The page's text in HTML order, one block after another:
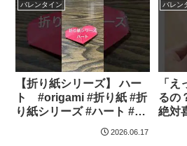
バレンタイン
【折り紙シリーズ】 ハー
ト #origami #折り紙 #折
り紙シリーズ #ハート #バ
レンタイン – 桜餅
2026.06.17
バレン
「
るの
絶対
フト
ロー